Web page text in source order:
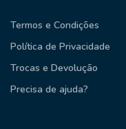
Termos e Condições
Política de Privacidade
Trocas e Devolução
Precisa de ajuda?